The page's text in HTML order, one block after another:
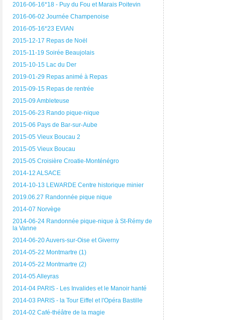
2016-06-16*18 - Puy du Fou et Marais Poitevin
2016-06-02 Journée Champenoise
2016-05-16*23 EVIAN
2015-12-17 Repas de Noël
2015-11-19 Soirée Beaujolais
2015-10-15 Lac du Der
2019-01-29 Repas animé à Repas
2015-09-15 Repas de rentrée
2015-09 Ambleteuse
2015-06-23 Rando pique-nique
2015-06 Pays de Bar-sur-Aube
2015-05 Vieux Boucau 2
2015-05 Vieux Boucau
2015-05 Croisière Croatie-Monténégro
2014-12 ALSACE
2014-10-13 LEWARDE Centre historique minier
2019.06.27 Randonnée pique nique
2014-07 Norvège
2014-06-24 Randonnée pique-nique à St-Rémy de
la Vanne
2014-06-20 Auvers-sur-Oise et Giverny
2014-05-22 Montmartre (1)
2014-05-22 Montmartre (2)
2014-05 Alleyras
2014-04 PARIS - Les Invalides et le Manoir hanté
2014-03 PARIS - la Tour Eiffel et l'Opéra Bastille
2014-02 Café-théâtre de la magie